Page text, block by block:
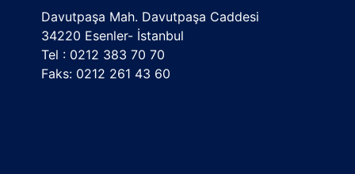
Davutpaşa Mah. Davutpaşa Caddesi
34220 Esenler- İstanbul
Tel : 0212 383 70 70
Faks: 0212 261 43 60